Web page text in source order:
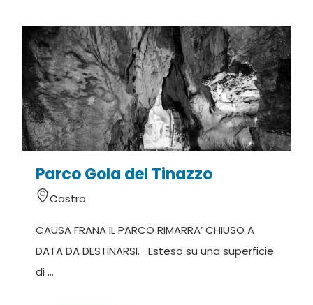
Parco Gola del Tinazzo
Castro
CAUSA FRANA IL PARCO RIMARRA’ CHIUSO A
DATA DA DESTINARSI. Esteso su una superficie
di ...